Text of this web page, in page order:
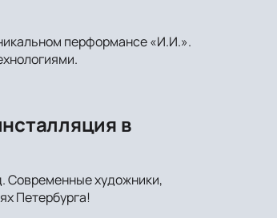
перформансе «И.И.».
в
Современные художники,
Петербурга!